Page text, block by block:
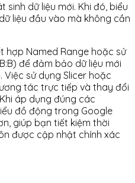
dữ liệu mới. Khi đó, biểu
liệu đầu vào mà không cần
hợp Named Range hoặc sử
để đảm bảo dữ liệu mới
Việc sử dụng Slicer hoặc
tác trực tiếp và thay đổi
áp dụng đúng các
đồ động trong Google
giúp bạn tiết kiệm thời
được cập nhật chính xác